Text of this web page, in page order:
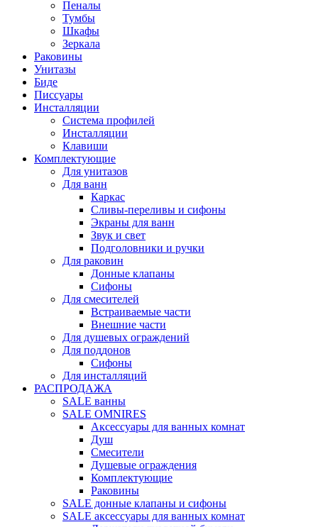
Пеналы
Тумбы
Шкафы
Зеркала
Раковины
Унитазы
Биде
Писсуары
Инсталляции
Система профилей
Инсталляции
Клавиши
Комплектующие
Для унитазов
Для ванн
Каркас
Сливы-переливы и сифоны
Экраны для ванн
Звук и свет
Подголовники и ручки
Для раковин
Донные клапаны
Сифоны
Для смесителей
Встраиваемые части
Внешние части
Для душевых ограждений
Для поддонов
Сифоны
Для инсталляций
РАСПРОДАЖА
SALE ванны
SALE OMNIRES
Аксессуары для ванных комнат
Душ
Смесители
Душевые ограждения
Комплектующие
Раковины
SALE донные клапаны и сифоны
SALE аксессуары для ванных комнат